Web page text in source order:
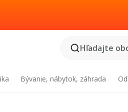
Hľadajte
Bývanie, nábytok, záhrada